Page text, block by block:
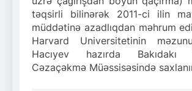
təqsirli bilinərək 2011-ci ilin
müddətinə azadlıqdan məhrum
Harvard Universitetinin
Hacıyev hazırda
Cəzaçəkmə Müəssisəsində